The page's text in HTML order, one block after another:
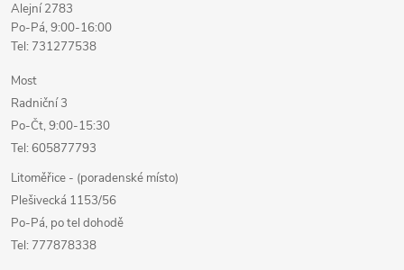
Alejní 2783
Po-Pá, 9:00-16:00
Tel: 731277538
Most
Radniční 3
Po-Čt, 9:00-15:30
Tel: 605877793
Litoměřice - (poradenské místo)
Plešivecká 1153/56
Po-Pá, po tel dohodě
Tel: 777878338